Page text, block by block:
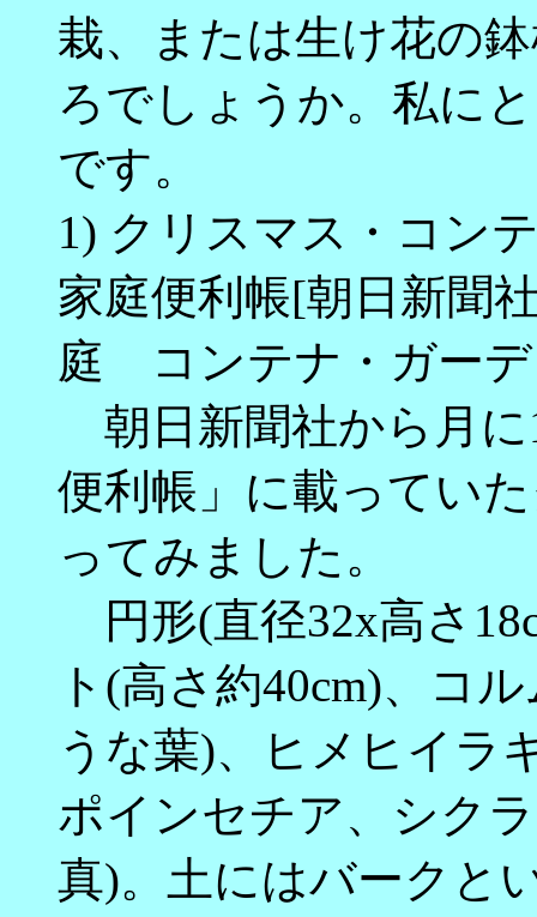
栽、または生け花の
ろでしょうか。私に
です。
1) クリスマス・コン
家庭便利帳[朝日新聞
庭 コンテナ・ガー
朝日新聞社から月
便利帳」に載ってい
ってみました。
円形(直径32x高さ
ト(高さ約40cm)、コ
うな葉)、ヒメヒイラ
ポインセチア、シク
真)。土にはバークと